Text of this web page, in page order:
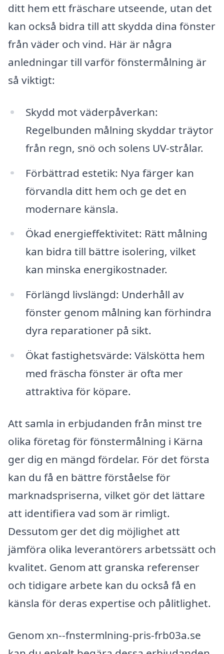
ditt hem ett fräschare utseende, utan det
kan också bidra till att skydda dina fönster
från väder och vind. Här är några
anledningar till varför fönstermålning är
så viktigt:
Skydd mot väderpåverkan:
Regelbunden målning skyddar träytor
från regn, snö och solens UV-strålar.
Förbättrad estetik: Nya färger kan
förvandla ditt hem och ge det en
modernare känsla.
Ökad energieffektivitet: Rätt målning
kan bidra till bättre isolering, vilket
kan minska energikostnader.
Förlängd livslängd: Underhåll av
fönster genom målning kan förhindra
dyra reparationer på sikt.
Ökat fastighetsvärde: Välskötta hem
med fräscha fönster är ofta mer
attraktiva för köpare.
Att samla in erbjudanden från minst tre
olika företag för fönstermålning i Kärna
ger dig en mängd fördelar. För det första
kan du få en bättre förståelse för
marknadspriserna, vilket gör det lättare
att identifiera vad som är rimligt.
Dessutom ger det dig möjlighet att
jämföra olika leverantörers arbetssätt och
kvalitet. Genom att granska referenser
och tidigare arbete kan du också få en
känsla för deras expertise och pålitlighet.
Genom xn--fnstermlning-pris-frb03a.se